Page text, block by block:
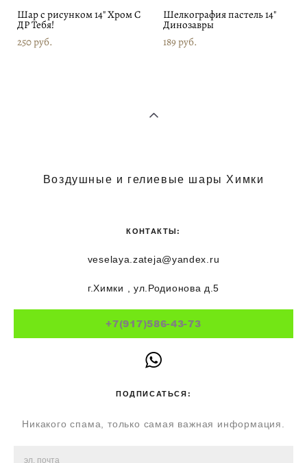
Шар с рисунком 14" Хром С
ДР Тебя!
250 pуб.
Шелкография пастель 14"
Динозавры
189 pуб.
Воздушные и гелиевые шары Химки
КОНТАКТЫ:
veselaya.zateja@yandex.ru
г.Химки , ул.Родионова д.5
+7(917)586-43-73
ПОДПИСАТЬСЯ:
Никакого спама, только самая важная информация.